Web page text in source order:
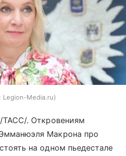
Legion-Media.ru
. Откровениям
Макрона про
на одном пьедестале